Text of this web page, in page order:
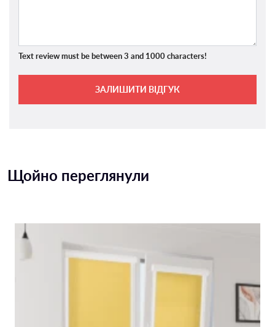
Text review must be between 3 and 1000 characters!
ЗАЛИШИТИ ВІДГУК
Щойно переглянули